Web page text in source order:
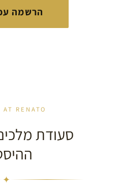
הרשמה
AT RENATO
סעודת
✦